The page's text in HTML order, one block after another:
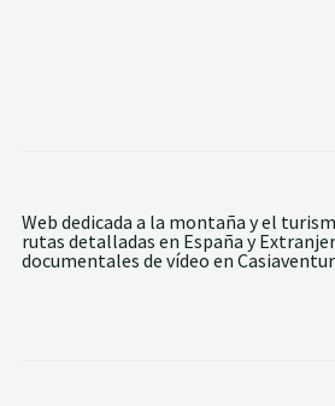
Web dedicada a la montaña y el
rutas detalladas en España y
documentales de vídeo en